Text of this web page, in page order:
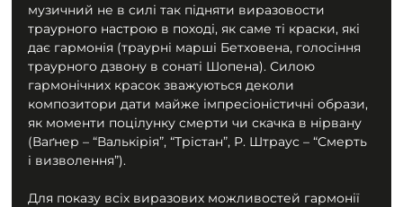
музичний не в силі так підняти виразовости
траурного настрою в поході, як саме ті краски, які
дає гармонія (траурні марші Бетховена, голосіння
траурного дзвону в сонаті Шопена). Силою
гармонічних красок зважуються деколи
композитори дати майже імпресіоністичні образи,
як моменти поцілунку смерти чи скачка в нірвану
(Ваґнер – “Валькірія”, “Трістан”, Р. Штраус – “Смерть
і визволення”).
Для показу всіх виразових можливостей гармонії